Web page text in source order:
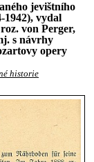
jevištního
1942), vydal
von Perger,
s návrhy
opery
historie